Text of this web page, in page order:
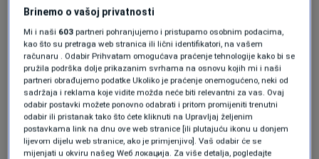
Nafta iznad 83 dolara, nova lista zahtjeva za
otvaranje Hormuškog moreuza
BIZNIS Forbes BiH
Džeko i Modrić na Jadranu grade luksuzni
turistički kompleks, vrijednost projekta skoro
milijardu eura
Brinemo o vašoj privatnosti
Mi i naši 603 partneri pohranjujemo i pristupamo osobnim podacima,
kao što su pretraga web stranica ili lični identifikatori, na vašem
računaru . Odabir Prihvatam omogućava praćenje tehnologije kako bi se
pružila podrška dolje prikazanim svrhama na osnovu kojih mi i naši
partneri obrađujemo podatke Ukoliko je praćenje onemogućeno, neki od
sadržaja i reklama koje vidite možda neće biti relevantni za vas. Ovaj
odabir postavki možete ponovno odabrati i pritom promijeniti trenutni
odabir ili pristanak tako što ćete kliknuti na Upravljaj željenim
postavkama link na dnu ove web stranice [ili plutajuću ikonu u donjem
lijevom dijelu web stranice, ako je primjenjivo]. Vaš odabir će se
mijenjati u okviru našeg Wеб локација. Za više detalja, pogledajte